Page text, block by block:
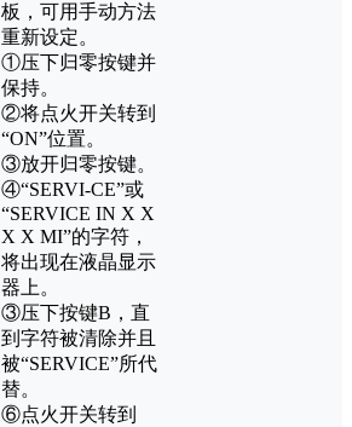
板，可用手动方法
重新设定。
①压下归零按键并
保持。
②将点火开关转到
“ON”位置。
③放开归零按键。
④“SERVI-CE”或
“SERVICE IN X X
X X MI”的字符，
将出现在液晶显示
器上。
③压下按键B，直
到字符被清除并且
被“SERVICE”所代
替。
⑥点火开关转到